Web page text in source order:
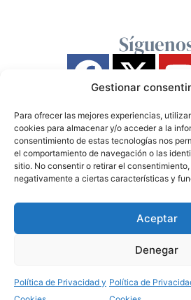
Gestionar
Para ofrecer las mejores experiencias,
cookies para almacenar y/o acceder a la
consentimiento de estas tecnologías nos
el comportamiento de navegación o las
sitio. No consentir o retirar el
negativamente a ciertas características y
Aceptar
Denegar
Política de Privacidad y Política de